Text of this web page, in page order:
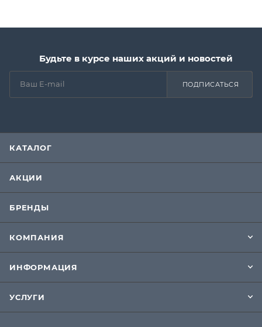
Будьте в курсе наших акций и новостей
ПОДПИСАТЬСЯ
КАТАЛОГ
АКЦИИ
БРЕНДЫ
КОМПАНИЯ
ИНФОРМАЦИЯ
УСЛУГИ